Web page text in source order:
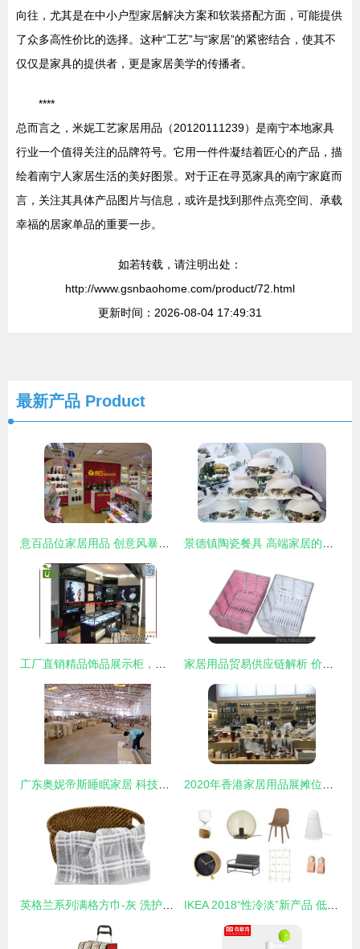
向往，尤其是在中小户型家居解决方案和软装搭配方面，可能提供
了众多高性价比的选择。这种“工艺”与“家居”的紧密结合，使其不
仅仅是家具的提供者，更是家居美学的传播者。
****
总而言之，米妮工艺家居用品（20120111239）是南宁本地家具
行业一个值得关注的品牌符号。它用一件件凝结着匠心的产品，描
绘着南宁人家居生活的美好图景。对于正在寻觅家具的南宁家庭而
言，关注其具体产品图片与信息，或许是找到那件点亮空间、承载
幸福的居家单品的重要一步。
如若转载，请注明出处：
http://www.gsnbaohome.com/product/72.html
更新时间：2026-08-04 17:49:31
最新产品 Product